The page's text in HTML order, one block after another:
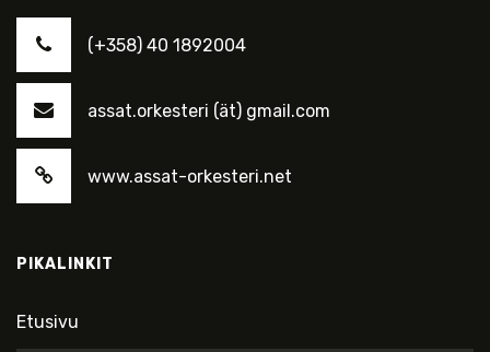
(+358) 40 1892004
assat.orkesteri (ät) gmail.com
www.assat-orkesteri.net
PIKALINKIT
Etusivu